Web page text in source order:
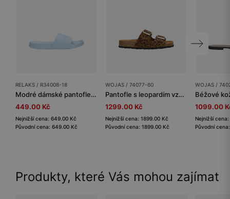
RELAKS / R34008-18
Modré dámské pantofle RELAKS s reliéfním logem
449.00 Kč
Nejnižší cena: 649.00 Kč
Původní cena: 649.00 Kč
WOJAS / 74077-60
Pantofle s leopardím vzorem na korkové podrážce
1299.00 Kč
Nejnižší cena: 1899.00 Kč
Původní cena: 1899.00 Kč
WOJAS /
1099.00
Nejnižší
Původní
Produkty, které Vás mohou zajímat